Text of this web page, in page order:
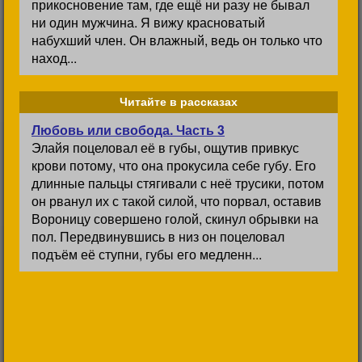
прикосновение там, где ещё ни разу не бывал
ни один мужчина. Я вижу красноватый
набухший член. Он влажный, ведь он только что
наход...
Читайте в рассказах
Любовь или свобода. Часть 3
Элайя поцеловал её в губы, ощутив привкус
крови потому, что она прокусила себе губу. Его
длинные пальцы стягивали с неё трусики, потом
он рванул их с такой силой, что порвал, оставив
Вороницу совершено голой, скинул обрывки на
пол. Передвинувшись в низ он поцеловал
подъём её ступни, губы его медленн...